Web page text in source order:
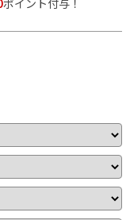
ポイント付与！